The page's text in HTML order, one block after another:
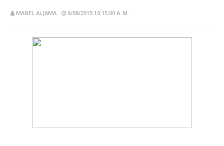
MANEL ALJAMA 6/08/2015 10:15:00 A. M.